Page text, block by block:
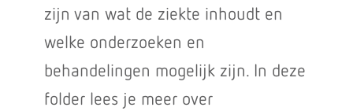
zijn van wat de ziekte inhoudt en
welke onderzoeken en
behandelingen mogelijk zijn. In deze
folder lees je meer over